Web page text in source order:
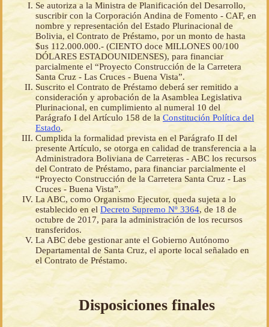
Se autoriza a la Ministra de Planificación del Desarrollo,
suscribir con la Corporación Andina de Fomento - CAF, en
nombre y representación del Estado Plurinacional de
Bolivia, el Contrato de Préstamo, por un monto de hasta
$us 112.000.000.- (CIENTO doce MILLONES 00/100
DÓLARES ESTADOUNIDENSES), para financiar
parcialmente el “Proyecto Construcción de la Carretera
Santa Cruz - Las Cruces - Buena Vista”.
Suscrito el Contrato de Préstamo deberá ser remitido a
consideración y aprobación de la Asamblea Legislativa
Plurinacional, en cumplimiento al numeral 10 del
Parágrafo I del Artículo 158 de la Constitución Política del
Estado.
Cumplida la formalidad prevista en el Parágrafo II del
presente Artículo, se otorga en calidad de transferencia a la
Administradora Boliviana de Carreteras - ABC los recursos
del Contrato de Préstamo, para financiar parcialmente el
“Proyecto Construcción de la Carretera Santa Cruz - Las
Cruces - Buena Vista”.
La ABC, como Organismo Ejecutor, queda sujeta a lo
establecido en el Decreto Supremo Nº 3364, de 18 de
octubre de 2017, para la administración de los recursos
transferidos.
La ABC debe gestionar ante el Gobierno Autónomo
Departamental de Santa Cruz, el aporte local señalado en
el Contrato de Préstamo.
Disposiciones finales